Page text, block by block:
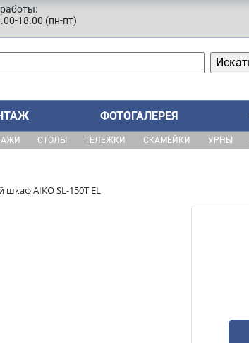
18.00 (пн-пт)
ФОТОГАЛЕРЕЯ
СТОЛЫ ТЕЛЕЖКИ СКАМЕЙКИ УРНЫ
шкаф AIKO SL-150Т EL